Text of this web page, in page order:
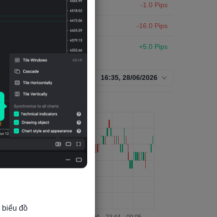
-1.0 Pips
-16.0 Pips
+5.0 Pips
USDX
USDX
USDX -2.0 Pips
16:35, 28/06/2026
biểu đồ